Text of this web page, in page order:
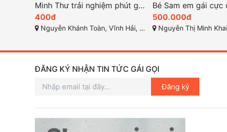
Minh Thư trải nghiệm phút giây thăng hoa không thể quên
400đ
Nguyễn Khánh Toàn, Vĩnh Hải, Nha Trang
500.000đ
Nguyễn Thị Minh Khai, Phước Hòa, Nha
ĐĂNG KÝ NHẬN TIN TỨC GÁI GỌI
Đăng ký